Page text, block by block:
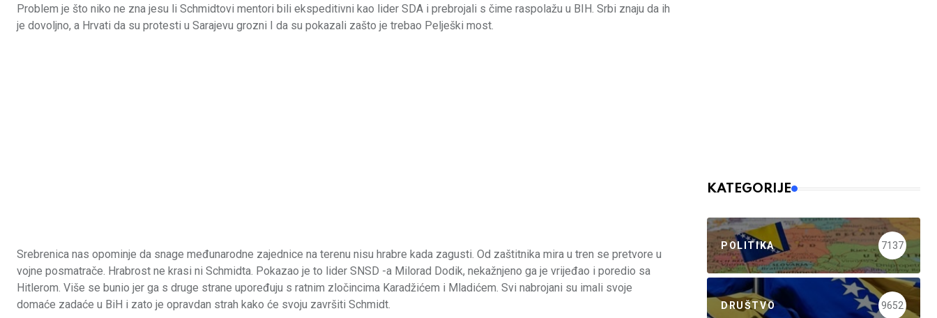
Problem je što niko ne zna jesu li Schmidtovi mentori bili ekspeditivni kao lider SDA i prebrojali s čime raspolažu u BIH. Srbi znaju da ih
je dovoljno, a Hrvati da su protesti u Sarajevu grozni I da su pokazali zašto je trebao Pelješki most.
Srebrenica nas opominje da snage međunarodne zajednice na terenu nisu hrabre kada zagusti. Od zaštitnika mira u tren se pretvore u
vojne posmatrače. Hrabrost ne krasi ni Schmidta. Pokazao je to lider SNSD -a Milorad Dodik, nekažnjeno ga je vrijeđao i poredio sa
Hitlerom. Više se bunio jer ga s druge strane upoređuju s ratnim zločincima Karadžićem i Mladićem. Svi nabrojani su imali svoje
domaće zadaće u BiH i zato je opravdan strah kako će svoju završiti Schmidt.
KATEGORIJE
POLITIKA 7137
DRUŠTVO 9652